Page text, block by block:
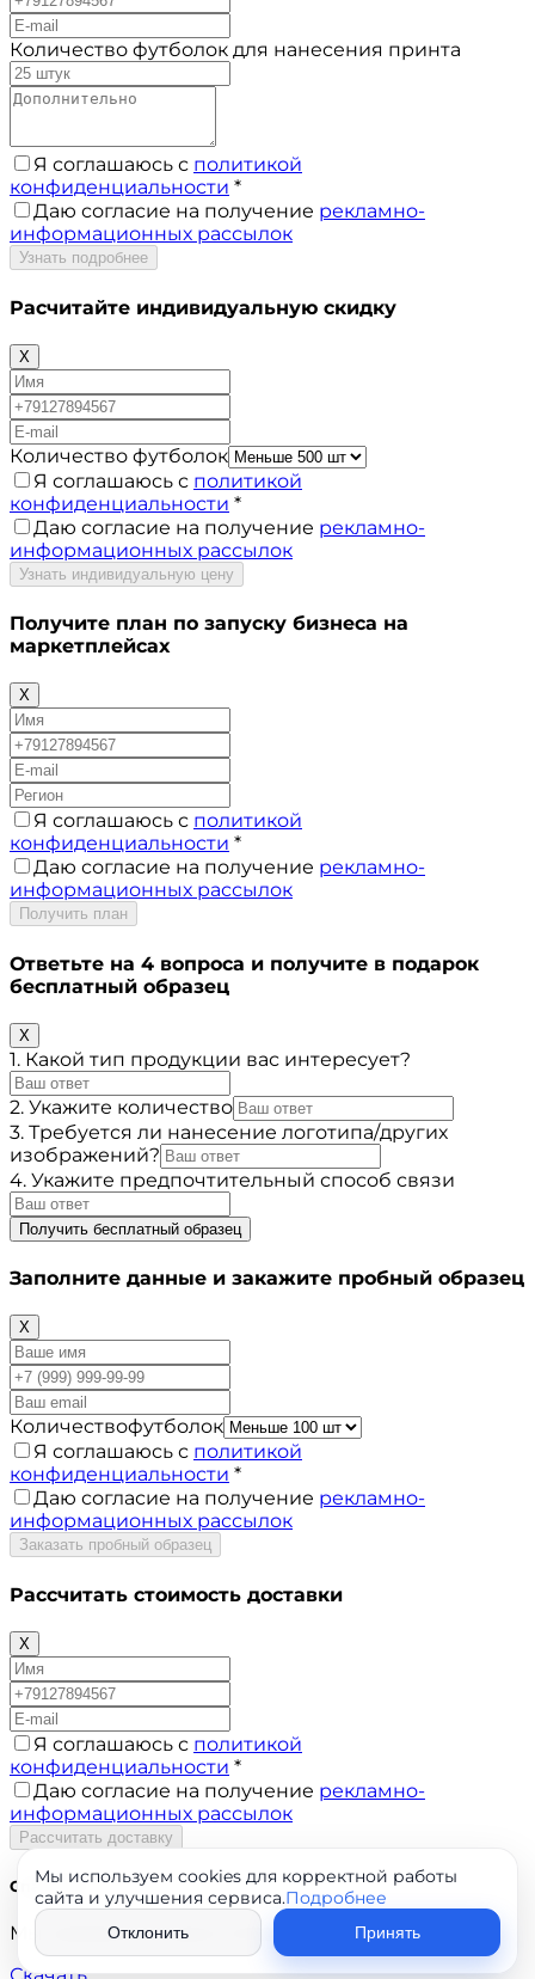
Количество футболок для нанесения принта
Я соглашаюсь с политикой
конфиденциальности *
Даю согласие на получение рекламно-
информационных рассылок
Узнать подробнее
Расчитайте индивидуальную скидку
X
Количество футболок
Я соглашаюсь с политикой
конфиденциальности *
Даю согласие на получение рекламно-
информационных рассылок
Узнать индивидуальную цену
Получите план по запуску бизнеса на
маркетплейсах
X
Я соглашаюсь с политикой
конфиденциальности *
Даю согласие на получение рекламно-
информационных рассылок
Получить план
Ответьте на 4 вопроса и получите в подарок
бесплатный образец
X
1. Какой тип продукции вас интересует?
2. Укажите количество
3. Требуется ли нанесение логотипа/других
изображений?
4. Укажите предпочтительный способ связи
Получить бесплатный образец
Заполните данные и закажите пробный образец
X
Количествофутболок
Я соглашаюсь с политикой
конфиденциальности *
Даю согласие на получение рекламно-
информационных рассылок
Заказать пробный образец
Рассчитать стоимость доставки
X
Я соглашаюсь с политикой
конфиденциальности *
Даю согласие на получение рекламно-
информационных рассылок
Рассчитать доставку
Спасибо!
Мы свяжемся с вами в ближайшее время.
Мы используем cookies для корректной работы
сайта и улучшения сервиса.Подробнее
Отклонить Принять